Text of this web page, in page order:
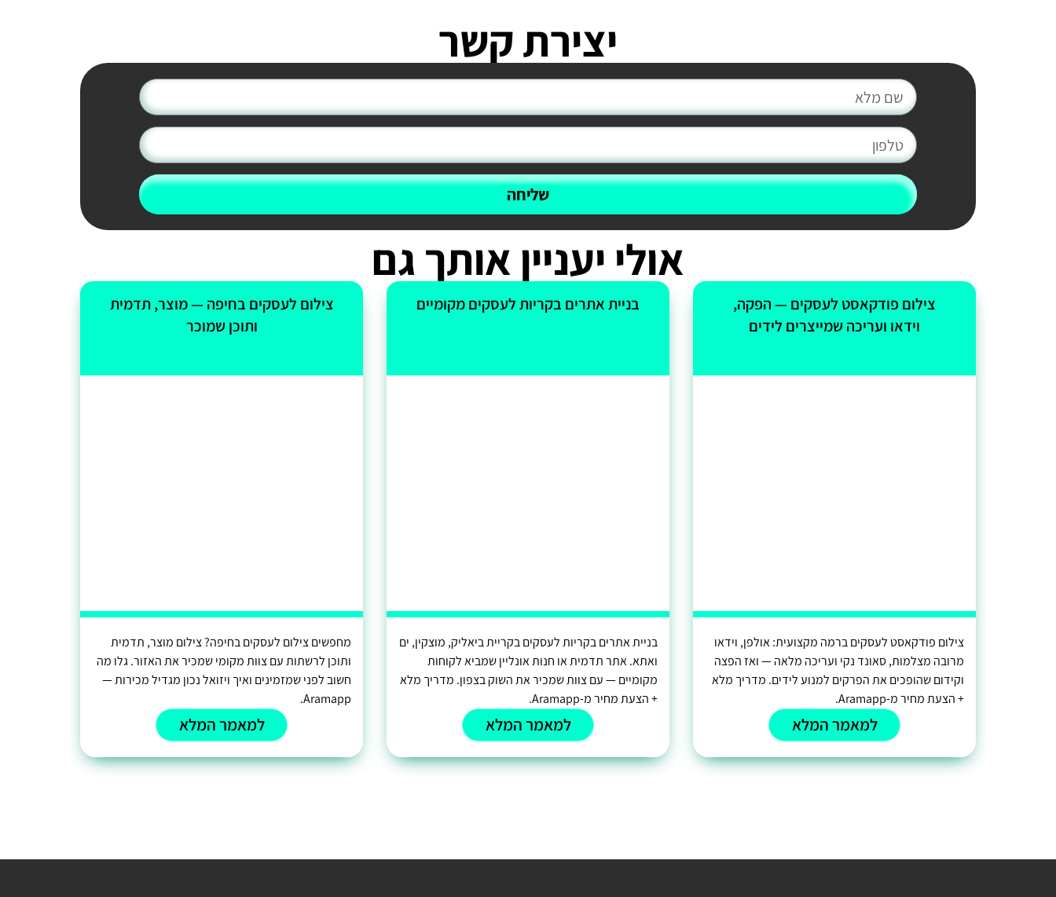
יצירת קשר
שליחה
אולי יעניין אותך גם
צילום פודקאסט לעסקים — הפקה,
וידאו ועריכה שמייצרים לידים
צילום פודקאסט לעסקים ברמה מקצועית: אולפן, וידאו
מרובה מצלמות, סאונד נקי ועריכה מלאה — ואז הפצה
וקידום שהופכים את הפרקים למנוע לידים. מדריך מלא
+ הצעת מחיר מ-Aramapp.
למאמר המלא
בניית אתרים בקריות לעסקים מקומיים
בניית אתרים בקריות לעסקים בקריית ביאליק, מוצקין, ים
ואתא. אתר תדמית או חנות אונליין שמביא לקוחות
מקומיים — עם צוות שמכיר את השוק בצפון. מדריך מלא
+ הצעת מחיר מ-Aramapp.
למאמר המלא
צילום לעסקים בחיפה — מוצר, תדמית
ותוכן שמוכר
מחפשים צילום לעסקים בחיפה? צילום מוצר, תדמית
ותוכן לרשתות עם צוות מקומי שמכיר את האזור. גלו מה
חשוב לפני שמזמינים ואיך ויזואל נכון מגדיל מכירות —
Aramapp.
למאמר המלא